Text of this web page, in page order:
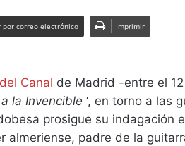
por correo electrónico Imprimir
Canal de Madrid -entre el
la Invencible ‘, en torno a las
prosigue su indagación
almeriense, padre de la